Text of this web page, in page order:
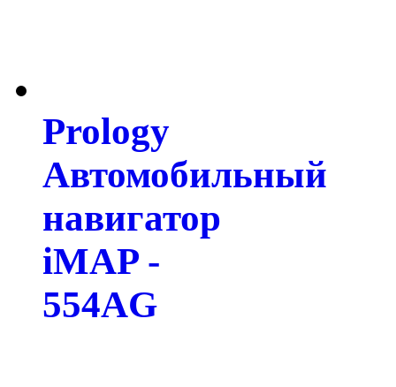
Prology
Автомобильный
навигатор
iMAP -
554AG